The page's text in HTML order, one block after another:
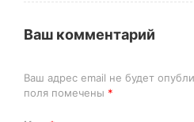
Ваш комментарий
Ваш адрес email не будет
поля помечены *